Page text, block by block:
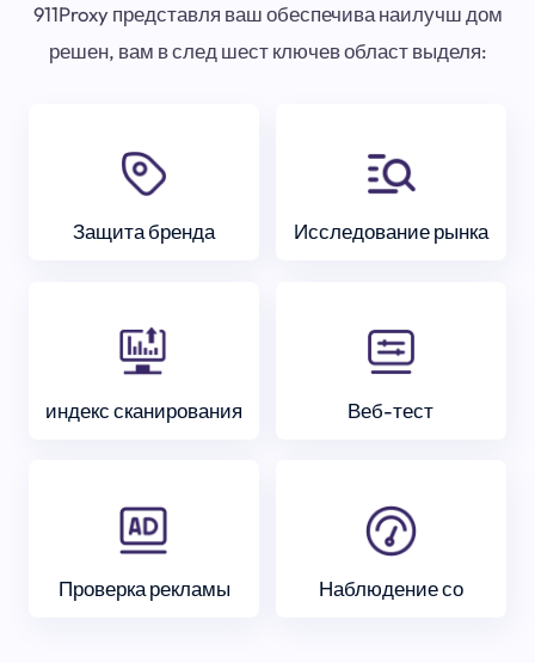
911Proxy представля ваш обеспечива наилучш дом
решен, вам в след шест ключев област выделя:
Защита бренда Исследование рынка
индекс сканирования Веб-тест
Проверка рекламы Наблюдение со